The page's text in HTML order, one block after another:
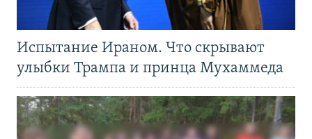
Испытание Ираном. Что скрывают
улыбки Трампа и принца Мухаммеда